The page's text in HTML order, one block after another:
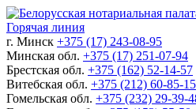
Горячая линия
г. Минск +375 (17) 243-08-95
Минская обл. +375 (17) 251-07-94
Брестская обл. +375 (162) 52-14-57
Витебская обл. +375 (212) 60-85-15
Гомельская обл. +375 (232) 29-39-